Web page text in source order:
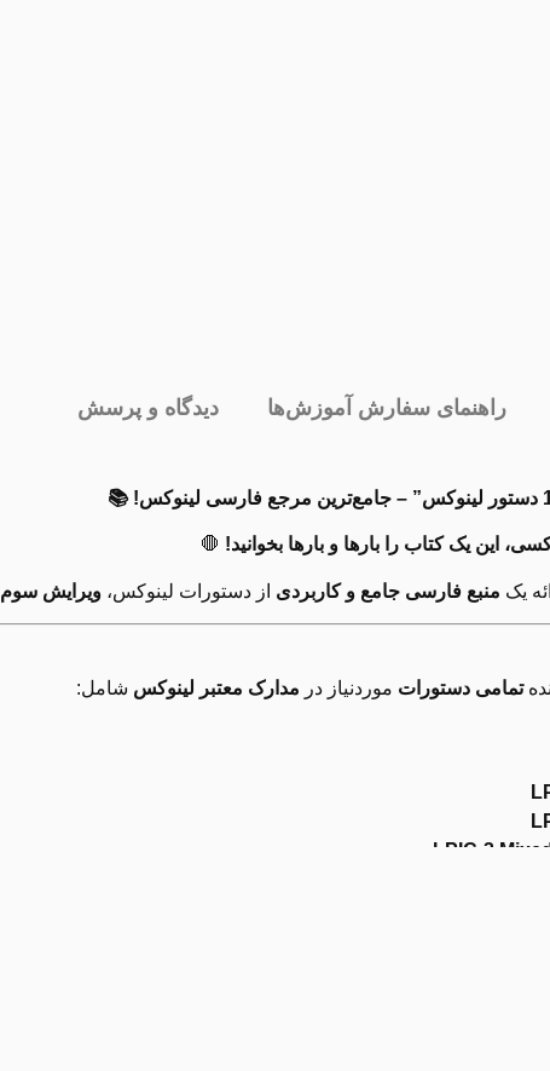
راهنمای سفارش آموزش‌ها دیدگاه و پرسش
این یک کتاب را بارها و بارها بخوانید! 🛑
یک منبع فارسی جامع و کاربردی از دستورات لینوکس، ویرایش سوم
تمامی دستورات موردنیاز در مدارک معتبر لینوکس شامل:
LPIC-3
خارج از سرفصل‌های رسمی